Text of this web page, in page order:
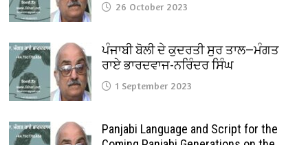
26 October 2023
ਪੰਜਾਬੀ ਬੋਲੀ ਦੇ ਕੁਦਰਤੀ ਸੁਰ ਤਾਲ—ਮੰਗਤ
ਰਾਏ ਭਾਰਦਵਾਜ-ਨਰਿੰਦਰ ਸਿੰਘ
1 September 2023
Panjabi Language and Script for the